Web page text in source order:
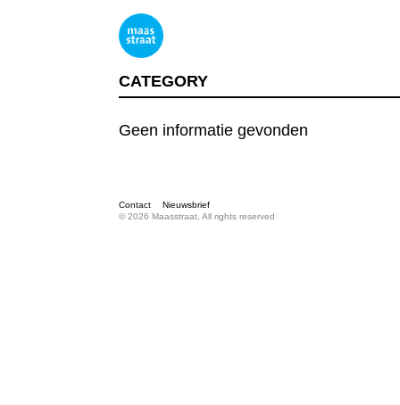
CATEGORY
Geen informatie gevonden
Contact
Nieuwsbrief
© 2026 Maasstraat, All rights reserved